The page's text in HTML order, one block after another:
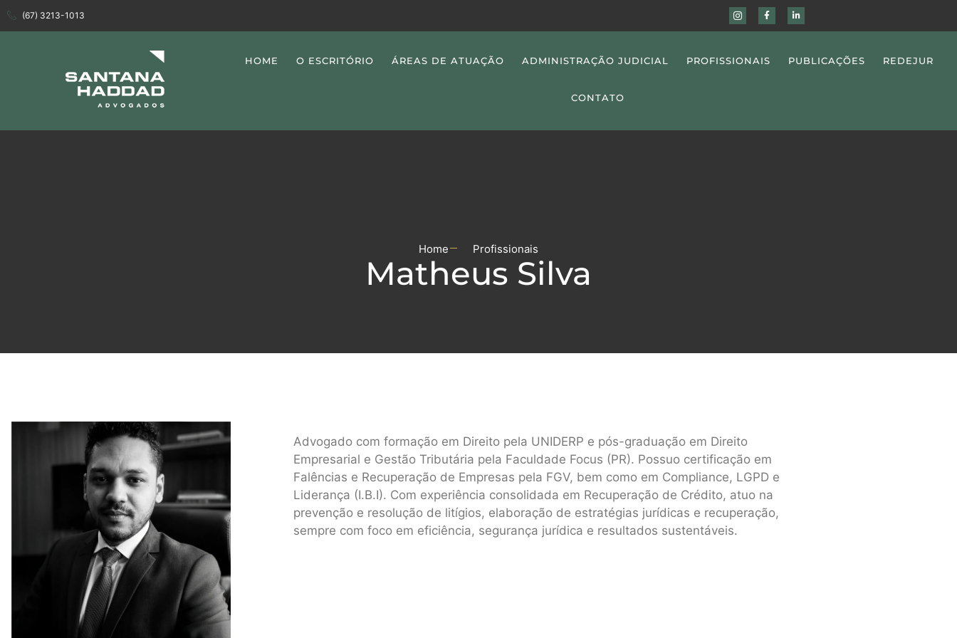
(67) 3213-1013
HOME O ESCRITÓRIO ÁREAS DE ATUAÇÃO ADMINISTRAÇÃO JUDICIAL PROFISSIONAIS PUBLICAÇÕES REDEJUR
CONTATO
Home Profissionais
Matheus Silva
Advogado com formação em Direito pela UNIDERP e pós-graduação em Direito
Empresarial e Gestão Tributária pela Faculdade Focus (PR). Possuo certificação em
Falências e Recuperação de Empresas pela FGV, bem como em Compliance, LGPD e
Liderança (I.B.I). Com experiência consolidada em Recuperação de Crédito, atuo na
prevenção e resolução de litígios, elaboração de estratégias jurídicas e recuperação,
sempre com foco em eficiência, segurança jurídica e resultados sustentáveis.